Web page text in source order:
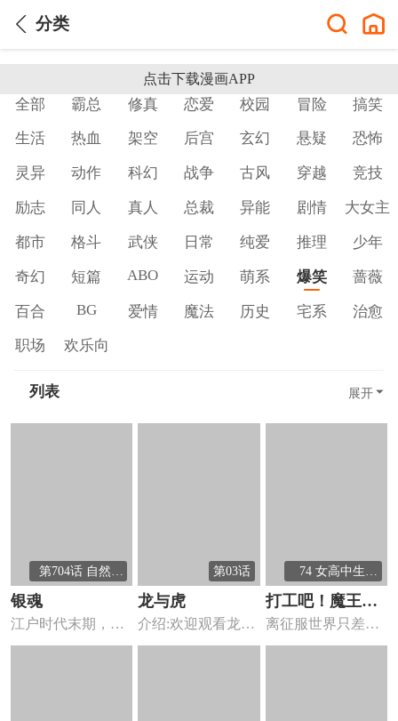
分类
点击下载漫画APP
全部 霸总 修真 恋爱 校园 冒险 搞笑
生活 热血 架空 后宫 玄幻 悬疑 恐怖
灵异 动作 科幻 战争 古风 穿越 竞技
励志 同人 真人 总裁 异能 剧情 大女主
都市 格斗 武侠 日常 纯爱 推理 少年
奇幻 短篇 ABO 运动 萌系 爆笑 蔷薇
百合 BG 爱情 魔法 历史 宅系 治愈
职场 欢乐向
列表 展开
第704话 自然卷
没有一个正经的
银魂
江户时代末期，被
称为“天人”的谜之
第03话
龙与虎
介绍:欢迎观看龙与
虎
74 女高中生，
害怕打雷
打工吧！魔王大
人
离征服世界只差一
步的魔王撒旦，却